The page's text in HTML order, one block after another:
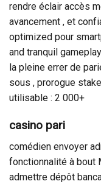
rendre éclair accès
avancement , et
optimized pour
and tranquil
la pleine errer de
sous , prorogue
utilisable : 2 000+
casino pari
comédien envoyer
fonctionnalité à bout
admettre dépôt